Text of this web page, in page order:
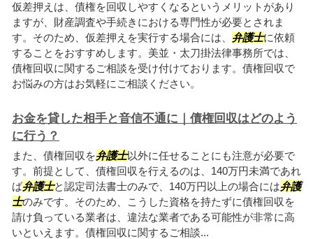
仮差押えは、債権を回収しやすくなるというメリットがあり
ますが、財産調査や手続きにおける専門性が必要とされま
す。そのため、仮差押えを実行する場合には、 弁護士に依頼
することをおすすめします。美並・太刀掛法律事務所では、
債権回収に関するご相談を受け付けております。債権回収で
お悩みの方はお気軽にご相談ください。
お金を貸した相手と音信不通に｜債権回収はどのよう
に行う？
また、債権回収を弁護士以外に任せることにも注意が必要で
す。前提として、債権回収を行えるのは、140万円未満であれ
ば弁護士と認定司法書士のみで、140万円以上の場合には弁護
士のみです。そのため、こうした資格を持たずに債権回収を
請け負っている業者は、違法な業者である可能性が非常に高
いといえます。債権回収に関するご相談...